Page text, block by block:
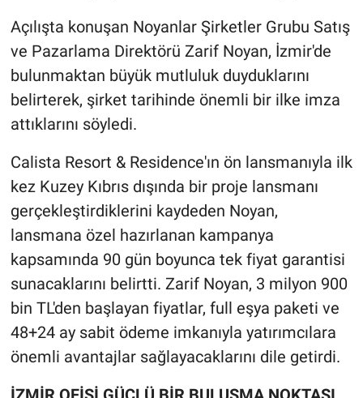
Açılışta konuşan Noyanlar Şirketler Grubu Satış
ve Pazarlama Direktörü Zarif Noyan, İzmir'de
bulunmaktan büyük mutluluk duyduklarını
belirterek, şirket tarihinde önemli bir ilke imza
attıklarını söyledi.
Calista Resort & Residence'ın ön lansmanıyla ilk
kez Kuzey Kıbrıs dışında bir proje lansmanı
gerçekleştirdiklerini kaydeden Noyan,
lansmana özel hazırlanan kampanya
kapsamında 90 gün boyunca tek fiyat garantisi
sunacaklarını belirtti. Zarif Noyan, 3 milyon 900
bin TL'den başlayan fiyatlar, full eşya paketi ve
48+24 aysabit ödeme imkanıyla yatırımcılara
önemli avantajlar sağlayacaklarını dile getirdi.